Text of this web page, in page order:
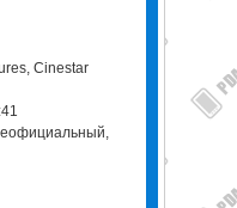
Cinestar